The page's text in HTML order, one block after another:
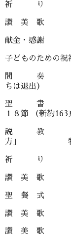
祈 り
讃 美 歌
献金・感謝
子どものための祝
間 奏 （奏
ちは退出）
聖 書 ヨハ
１８節 （新約163
説 教 「恵
方」 牧
祈 り
讃 美 歌
聖 餐 式
讃 美 歌
讃 美 歌